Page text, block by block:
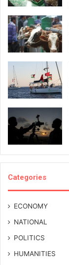
Categories
ECONOMY
NATIONAL
POLITICS
HUMANITIES